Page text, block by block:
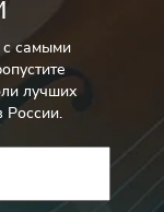
самыми
лучших
России.